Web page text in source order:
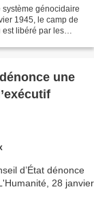
génocidaire
1945, le camp de
est libéré par les
une